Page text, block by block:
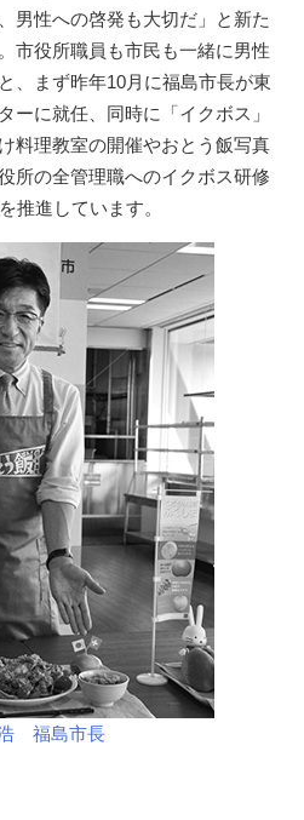
男性への啓発も大切だ」と新た
市役所職員も市民も一緒に男性
、まず昨年10月に福島市長が東
ーに就任、同時に「イクボス」
料理教室の開催やおとう飯写真
所の全管理職へのイクボス研修
推進しています。
福島市長